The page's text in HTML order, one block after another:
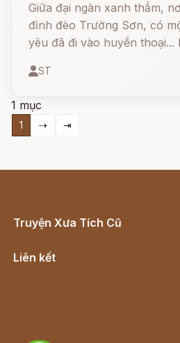
Giữa đại ngàn xanh thẳm,
đỉnh đèo Trường Sơn, có
yêu đã đi vào huyền thoại...
ST
1 mục
1 ⇢ ⇥
Truyện Xưa Tích Cũ
Liên kết